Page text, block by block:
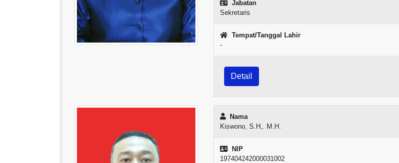
Jabatan
Sekretaris
Tempat/Tanggal Lahir
-
Detail
Nama
Kiswono, S.H,. M.H.
NIP
197404242000031002